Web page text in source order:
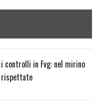
controlli in Fvg: nel mirino
rispettate